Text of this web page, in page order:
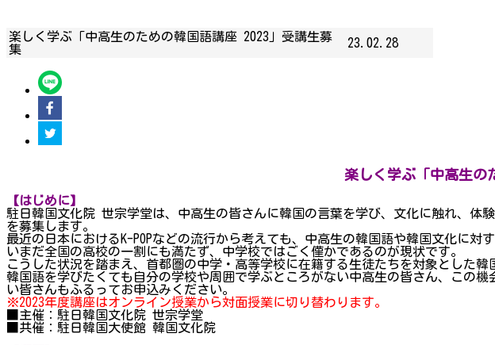
楽しく学ぶ「中高生のための韓国語講座 2023」受講生募
集
23.02.28
楽しく学ぶ「中高生の
【はじめに】
駐日韓国文化院 世宗学堂は、中高生の皆さんに韓国の言葉を学び、文化に触れ、体
を募集します。
最近の日本におけるK-POPなどの流行から考えても、中高生の韓国語や韓国文化に
いまだ全国の高校の一割にも満たず、中学校ではごく僅かであるのが現状です。
こうした状況を踏まえ、首都圏の中学・高等学校に在籍する生徒たちを対象とした
韓国語を学びたくても自分の学校や周囲で学ぶところがない中高生の皆さん、この
い皆さんもふるってお申込みください。
※2023年度講座はオンライン授業から対面授業に切り替わります。
■主催：駐日韓国文化院 世宗学堂
■共催：駐日韓国大使館 韓国文化院